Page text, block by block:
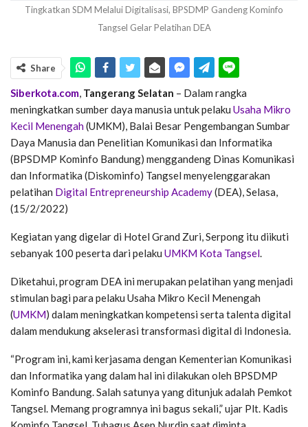
Tingkatkan SDM Melalui Digitalisasi, BPSDMP Gandeng Kominfo
Tangsel Gelar Pelatihan DEA
Share
Siberkota.com, Tangerang Selatan – Dalam rangka
meningkatkan sumber daya manusia untuk pelaku Usaha Mikro
Kecil Menengah(UMKM), Balai Besar Pengembangan Sumbar
Daya Manusia dan Penelitian Komunikasi dan Informatika
(BPSDMP Kominfo Bandung) menggandeng Dinas Komunikasi
dan Informatika (Diskominfo) Tangsel menyelenggarakan
pelatihan Digital Entrepreneurship Academy(DEA), Selasa,
(15/2/2022)
Kegiatan yang digelar di Hotel Grand Zuri, Serpong itu diikuti
sebanyak 100 peserta dari pelaku UMKM Kota Tangsel.
Diketahui, program DEA ini merupakan pelatihan yang menjadi
stimulan bagi para pelaku Usaha Mikro Kecil Menengah
(UMKM) dalam meningkatkan kompetensi serta talenta digital
dalam mendukung akselerasi transformasi digital di Indonesia.
“Program ini, kami kerjasama dengan Kementerian Komunikasi
dan Informatika yang dalam hal ini dilakukan oleh BPSDMP
Kominfo Bandung. Salah satunya yang ditunjuk adalah Pemkot
Tangsel. Memang programnya ini bagus sekali,” ujar Plt. Kadis